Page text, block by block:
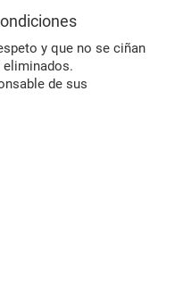
y que no se ciñan
eliminados.
de sus